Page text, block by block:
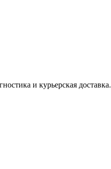
и курьерская доставка.